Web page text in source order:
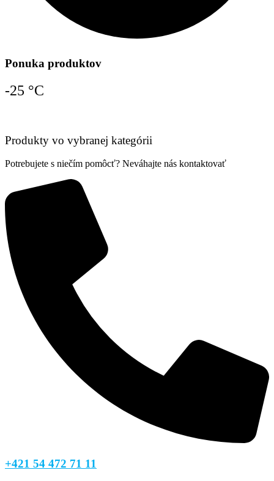
Ponuka produktov
-25 °C
Produkty vo vybranej kategórii
Potrebujete s niečím pomôcť? Neváhajte nás kontaktovať
+421 54 472 71 11